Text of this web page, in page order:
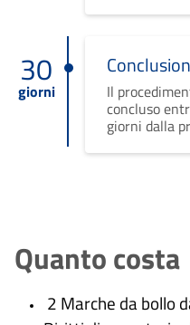
30
giorni Il
concluso
giorni dalla
Quanto costa
2 Marche da bollo